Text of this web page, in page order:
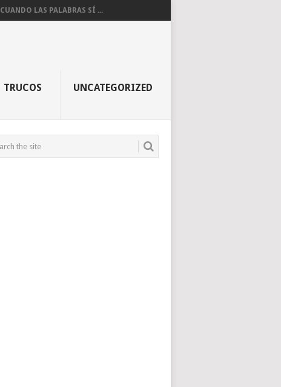
CUANDO LAS PALABRAS SÍ ...
TRUCOS UNCATEGORIZED